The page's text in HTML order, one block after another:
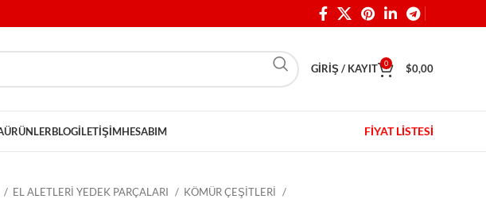
GIRIŞ / KAYIT 0 $0,00
ÜRÜNLERBLOGİLETIŞIMHESABIM FİYAT LİSTESİ
EL ALETLERİ YEDEK PARÇALARI
KÖMÜR ÇEŞİTLERİ